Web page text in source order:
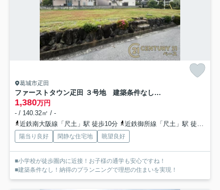
葛城市疋田
ファーストタウン疋田 ３号地 建築条件なし土地
1,380万円
- / 140.32㎡ / -
近鉄南大阪線「尺土」駅 徒歩10分
近鉄御所線「尺土」駅 徒歩10分
陽当り良好 閑静な住宅地 眺望良好
■小学校が徒歩圏内に近接！お子様の通学も安心ですね！
■建築条件なし！納得のプランニングで理想の住まいを実現！